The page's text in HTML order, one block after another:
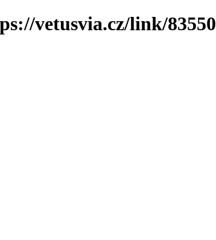
vetusvia.cz/link/83550